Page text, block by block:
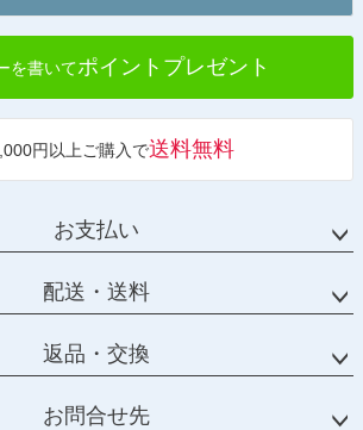
へ
を書いてポイントプレゼント
円以上ご購入で送料無料
お支払い
配送・送料
返品・交換
お問合せ先